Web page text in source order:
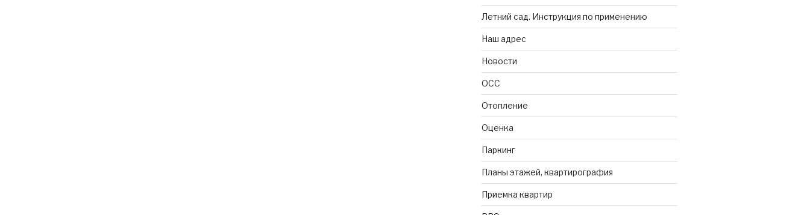
Летний сад. Инструкция по применению
Наш адрес
Новости
ОСС
Отопление
Оценка
Паркинг
Планы этажей, квартирография
Приемка квартир